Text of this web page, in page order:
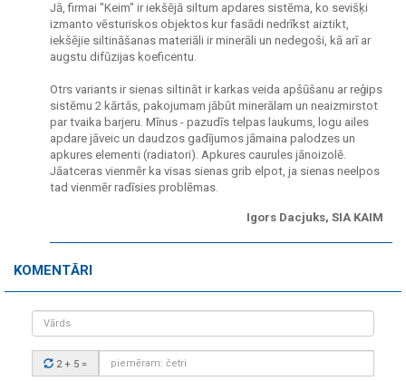
Jā, firmai "Keim" ir iekšējā siltum apdares sistēma, ko sevišķi
izmanto vēsturiskos objektos kur fasādi nedrīkst aiztikt,
iekšējie siltināšanas materiāli ir minerāli un nedegoši, kā arī ar
augstu difūzijas koeficentu.
Otrs variants ir sienas siltināt ir karkas veida apšūšanu ar reģips
sistēmu 2 kārtās, pakojumam jābūt minerālam un neaizmirstot
par tvaika barjeru. Mīnus - pazudīs telpas laukums, logu ailes
apdare jāveic un daudzos gadījumos jāmaina palodzes un
apkures elementi (radiatori). Apkures caurules jānoizolē.
Jāatceras vienmēr ka visas sienas grib elpot, ja sienas neelpos
tad vienmēr radīsies problēmas.
Igors Dacjuks, SIA KAIM
KOMENTĀRI
Vārds
Drošības
kods:
2 + 5 =